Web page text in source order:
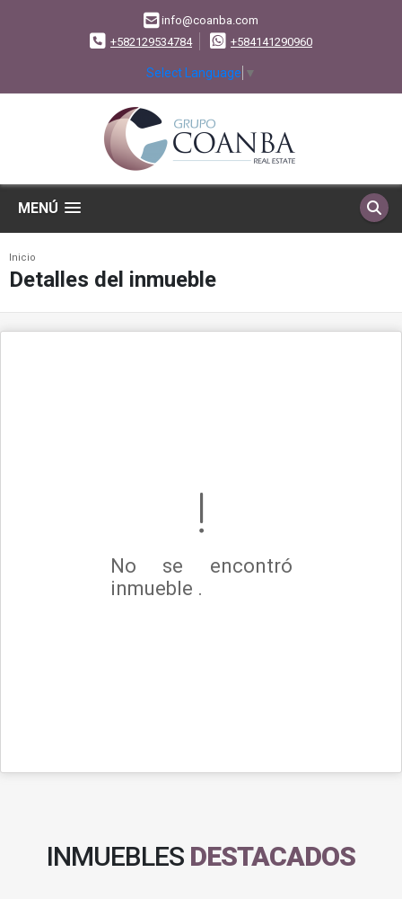
info@coanba.com
+582129534784
+584141290960
Select Language ▼
MENÚ
Inicio
Detalles del inmueble
No se encontró
inmueble .
INMUEBLES DESTACADOS